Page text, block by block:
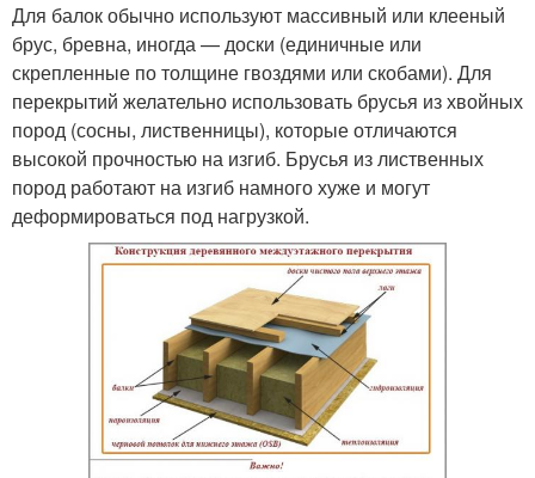
Для балок обычно используют массивный или клееный
брус, бревна, иногда — доски (единичные или
скрепленные по толщине гвоздями или скобами). Для
перекрытий желательно использовать брусья из хвойных
пород (сосны, лиственницы), которые отличаются
высокой прочностью на изгиб. Брусья из лиственных
пород работают на изгиб намного хуже и могут
деформироваться под нагрузкой.